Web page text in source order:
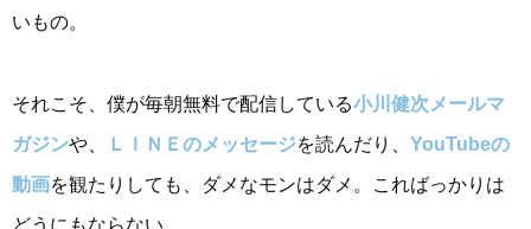
いもの。
それこそ、僕が毎朝無料で配信している小川健次メールマ
ガジンや、 ＬＩＮＥのメッセージを読んだり、 YouTubeの
動画を観たりしても、ダメなモンはダメ。こればっかりは
どうにもならない。